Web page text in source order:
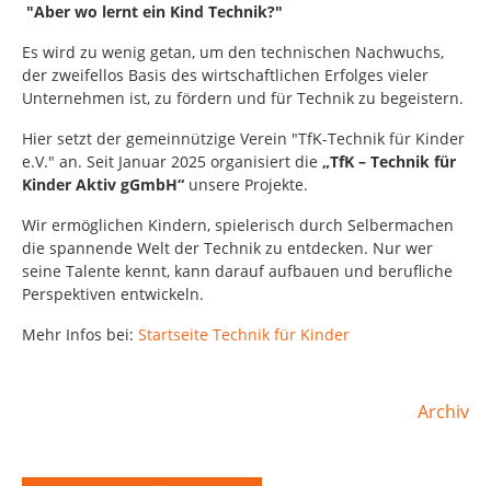
"Aber wo lernt ein Kind Technik?"
Es wird zu wenig getan, um den technischen Nachwuchs,
der zweifellos Basis des wirtschaftlichen Erfolges vieler
Unternehmen ist, zu fördern und für Technik zu begeistern.
Hier setzt der gemeinnützige Verein "TfK-Technik für Kinder
e.V." an. Seit Januar 2025 organisiert die „TfK – Technik für
Kinder Aktiv gGmbH“ unsere Projekte.
Wir ermöglichen Kindern, spielerisch durch Selbermachen
die spannende Welt der Technik zu entdecken. Nur wer
seine Talente kennt, kann darauf aufbauen und berufliche
Perspektiven entwickeln.
Mehr Infos bei: Startseite Technik für Kinder
Archiv